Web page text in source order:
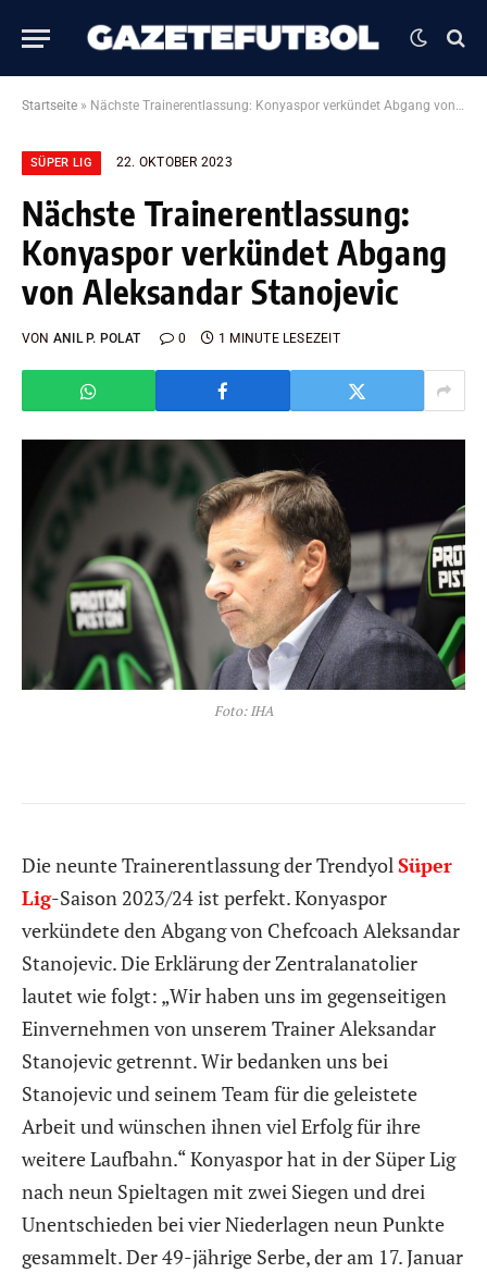
Startseite » Nächste Trainerentlassung: Konyaspor verkündet Abgang von Aleksandar Stanojevic
SÜPER LIG 22. OKTOBER 2023
Nächste Trainerentlassung:
Konyaspor verkündet Abgang
von Aleksandar Stanojevic
VON ANIL P. POLAT 0 1 MINUTE LESEZEIT
Foto: IHA
Die neunte Trainerentlassung der Trendyol Süper
Lig-Saison 2023/24 ist perfekt. Konyaspor
verkündete den Abgang von Chefcoach Aleksandar
Stanojevic. Die Erklärung der Zentralanatolier
lautet wie folgt: „Wir haben uns im gegenseitigen
Einvernehmen von unserem Trainer Aleksandar
Stanojevic getrennt. Wir bedanken uns bei
Stanojevic und seinem Team für die geleistete
Arbeit und wünschen ihnen viel Erfolg für ihre
weitere Laufbahn.“ Konyaspor hat in der Süper Lig
nach neun Spieltagen mit zwei Siegen und drei
Unentschieden bei vier Niederlagen neun Punkte
gesammelt. Der 49-jährige Serbe, der am 17. Januar